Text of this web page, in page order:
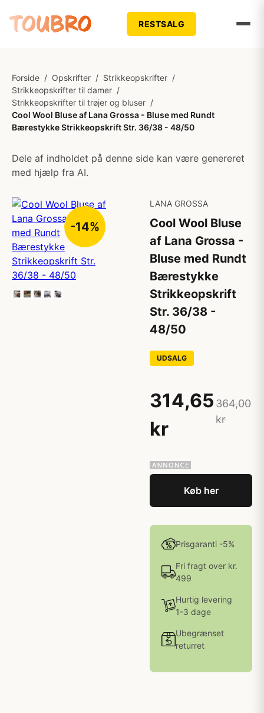
RESTSALG
Forside / Opskrifter / Strikkeopskrifter /
Strikkeopskrifter til damer /
Strikkeopskrifter til trøjer og bluser /
Cool Wool Bluse af Lana Grossa - Bluse med Rundt
Bærestykke Strikkeopskrift Str. 36/38 - 48/50
Dele af indholdet på denne side kan være genereret
med hjælp fra AI.
-14%
LANA GROSSA
Cool Wool Bluse
af Lana Grossa -
Bluse med Rundt
Bærestykke
Strikkeopskrift
Str. 36/38 -
48/50
UDSALG
314,65
kr
364,00
kr
Køb her
Prisgaranti -5%
Fri fragt over kr.
499
Hurtig levering
1-3 dage
Ubegrænset
returret